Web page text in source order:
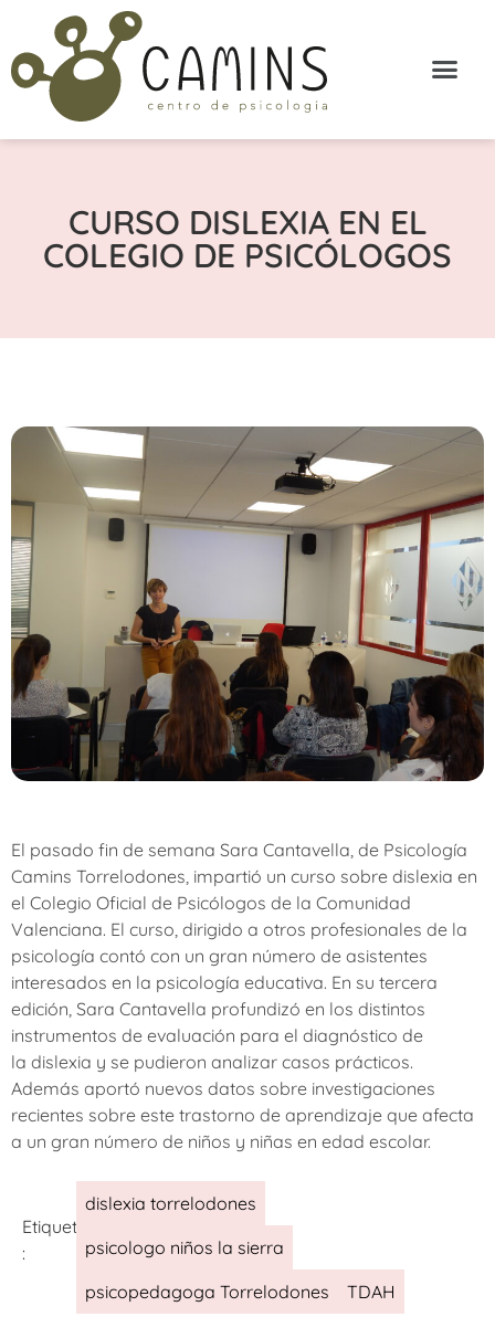
CURSO DISLEXIA EN EL
COLEGIO DE PSICÓLOGOS
El pasado fin de semana Sara Cantavella, de Psicología
Camins Torrelodones, impartió un curso sobre dislexia en
el Colegio Oficial de Psicólogos de la Comunidad
Valenciana. El curso, dirigido a otros profesionales de la
psicología contó con un gran número de asistentes
interesados en la psicología educativa. En su tercera
edición, Sara Cantavella profundizó en los distintos
instrumentos de evaluación para el diagnóstico de
la dislexia y se pudieron analizar casos prácticos.
Además aportó nuevos datos sobre investigaciones
recientes sobre este trastorno de aprendizaje que afecta
a un gran número de niños y niñas en edad escolar.
Etiquetas
:
dislexia torrelodones
psicologo niños la sierra
psicopedagoga Torrelodones
TDAH